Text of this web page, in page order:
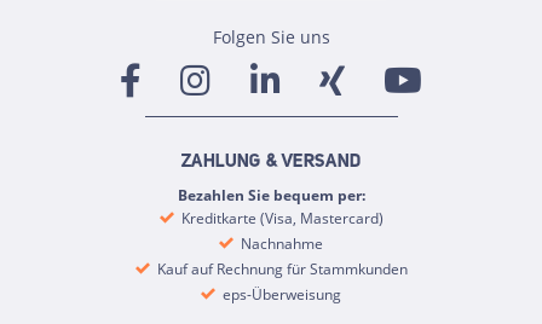
Folgen Sie uns
ZAHLUNG & VERSAND
Bezahlen Sie bequem per:
Kreditkarte (Visa, Mastercard)
Nachnahme
Kauf auf Rechnung für Stammkunden
eps-Überweisung